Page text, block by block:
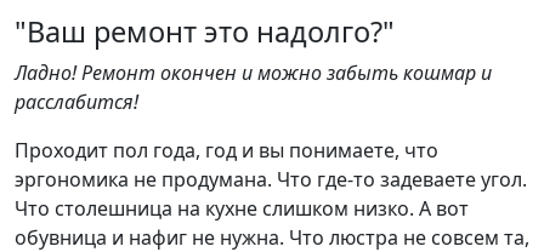
"Ваш ремонт это надолго?"
Ладно! Ремонт окончен и можно забыть кошмар и
расслабится!
Проходит пол года, год и вы понимаете, что
эргономика не продумана. Что где-то задеваете угол.
Что столешница на кухне слишком низко. А вот
обувница и нафиг не нужна. Что люстра не совсем та,